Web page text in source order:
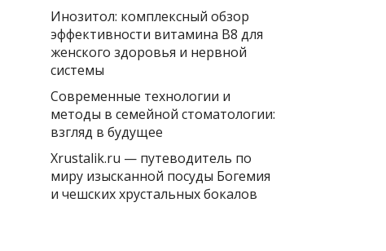
Инозитол: комплексный обзор
эффективности витамина B8 для
женского здоровья и нервной
системы
Современные технологии и
методы в семейной стоматологии:
взгляд в будущее
Xrustalik.ru — путеводитель по
миру изысканной посуды Богемия
и чешских хрустальных бокалов